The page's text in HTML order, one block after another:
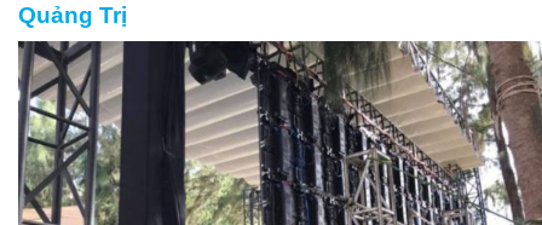
Quảng Trị